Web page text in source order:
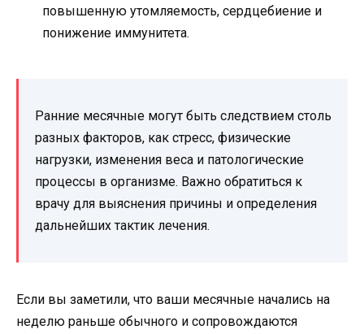
повышенную утомляемость, сердцебиение и
понижение иммунитета.
Ранние месячные могут быть следствием столь
разных факторов, как стресс, физические
нагрузки, изменения веса и патологические
процессы в организме. Важно обратиться к
врачу для выяснения причины и определения
дальнейших тактик лечения.
Если вы заметили, что ваши месячные начались на
неделю раньше обычного и сопровождаются